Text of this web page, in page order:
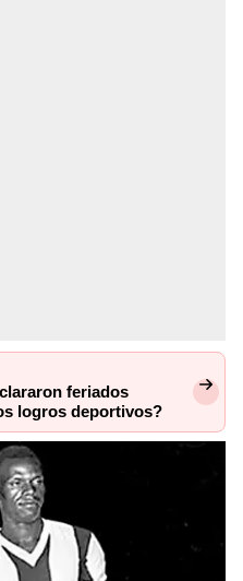
feriados
logros deportivos?